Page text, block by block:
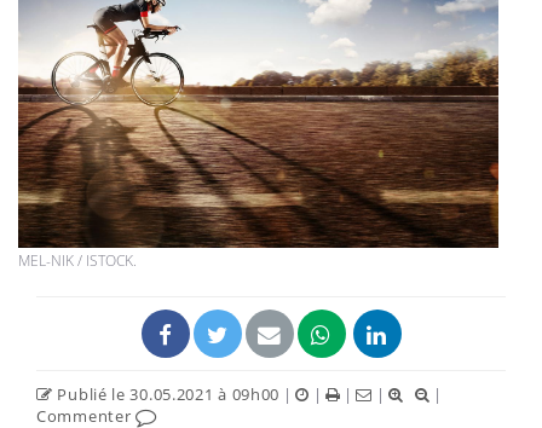
MEL-NIK / ISTOCK.
Publié le 30.05.2021 à 09h00 | | | |
|
Commenter